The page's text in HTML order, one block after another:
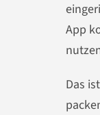
App
Das